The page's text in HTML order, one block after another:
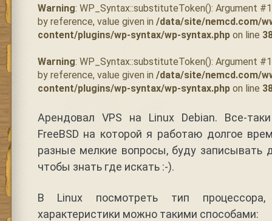
Warning: WP_Syntax::substituteToken(): Argument
by reference, value given in /data/site/nemcd.com/
content/plugins/wp-syntax/wp-syntax.phpon line
Warning: WP_Syntax::substituteToken(): Argument
by reference, value given in /data/site/nemcd.com/
content/plugins/wp-syntax/wp-syntax.phpon line
Арендовал VPS на Linux Debian. Все-
FreeBSD на которой я работаю долгое
разные мелкие вопросы, буду записывать
чтобы знать где искать :-).
В Linux посмотреть тип
характеристики можно такими способами: